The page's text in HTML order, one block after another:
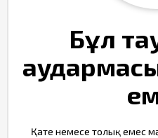
Бұл
Қате немесе толық емес